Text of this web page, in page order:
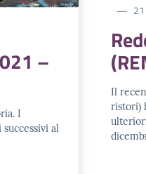
–
I
al
Il
ristori)